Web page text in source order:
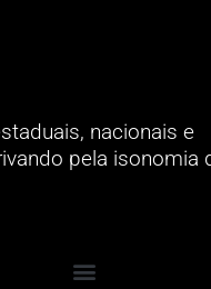
nacionais e
pela isonomia